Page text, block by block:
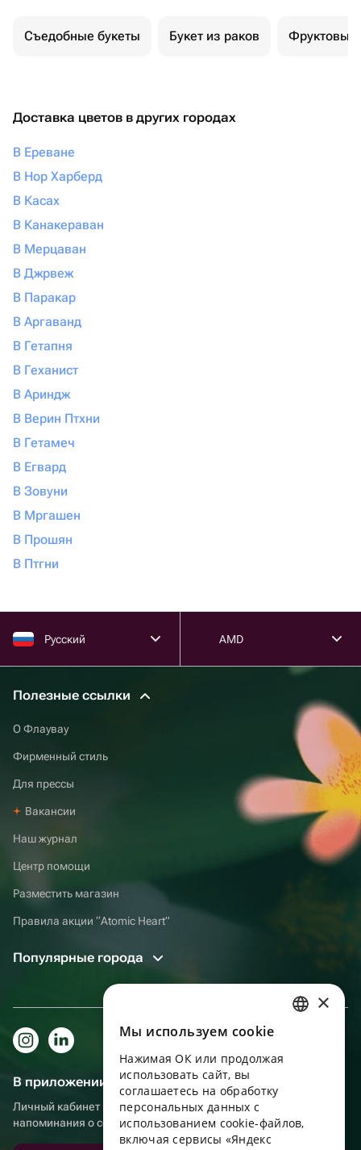
Съедобные букеты Букет из раков Фруктовый
Доставка цветов в других городах
В Ереване
В Нор Харберд
В Касах
В Канакераван
В Мерцаван
В Джрвеж
В Паракар
В Аргаванд
В Гетапня
В Геханист
В Ариндж
В Верин Птхни
В Гетамеч
В Егвард
В Зовуни
В Мргашен
В Прошян
В Птгни
Русский AMD
Полезные ссылки
О Флаувау
Фирменный стиль
Для прессы
Вакансии
Наш журнал
Центр помощи
Разместить магазин
Правила акции “Atomic Heart”
Популярные города
В приложении еще удобнее!
Личный кабинет получателя, больше бонусов за покупки и
напоминания о событиях
ENGLISH
UKRAINIAN
PORTUGUESE
×
Мы используем сookie
Нажимая ОК или продолжая
использовать сайт, вы
соглашаетесь на обработку
персональных данных с
использованием cookie-файлов,
включая сервисы «Яндекс